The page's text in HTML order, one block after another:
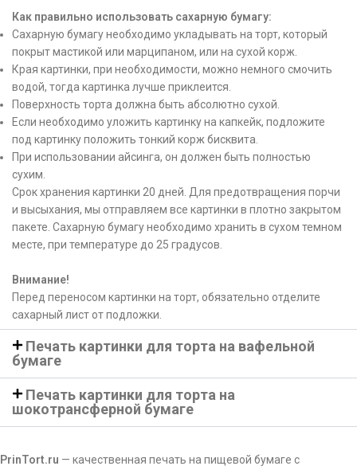
Как правильно использовать сахарную бумагу:
Сахарную бумагу необходимо укладывать на торт, который
покрыт мастикой или марципаном, или на сухой корж.
Края картинки, при необходимости, можно немного смочить
водой, тогда картинка лучше приклеится.
Поверхность торта должна быть абсолютно сухой.
Если необходимо уложить картинку на капкейк, подложите
под картинку положить тонкий корж бисквита.
При использовании айсинга, он должен быть полностью
сухим.
Срок хранения картинки 20 дней. Для предотвращения порчи
и высыхания, мы отправляем все картинки в плотно закрытом
пакете. Сахарную бумагу необходимо хранить в сухом темном
месте, при температуре до 25 градусов.
Внимание!
Перед переносом картинки на торт, обязательно отделите
сахарный лист от подложки.
Печать картинки для торта на вафельной
бумаге
Печать картинки для торта на
шокотрансферной бумаге
PrinTort.ru — качественная печать на пищевой бумаге с